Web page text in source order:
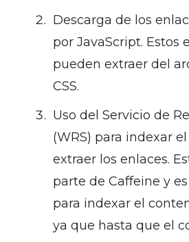
Descarga de los
por JavaScript. Estos
pueden extraer del
CSS.
Uso del Servicio de
(WRS) para indexar
extraer los enlaces.
parte de Caffeine y
para indexar el
ya que hasta que el